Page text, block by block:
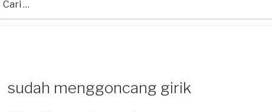
for:
sudah menggoncang girik